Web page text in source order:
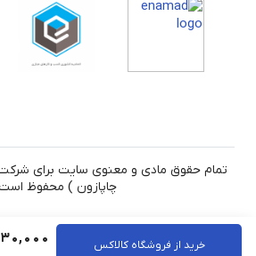
خرید از فروشگاه کالاکس
تمام حقوق مادی و معنوی سایت برای
چاپازون ) محفوظ